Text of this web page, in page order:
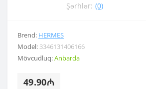
Şərhlər: (0)
Brend: HERMES
Model: 3346131406166
Mövcudluq:Anbarda
49.90₼